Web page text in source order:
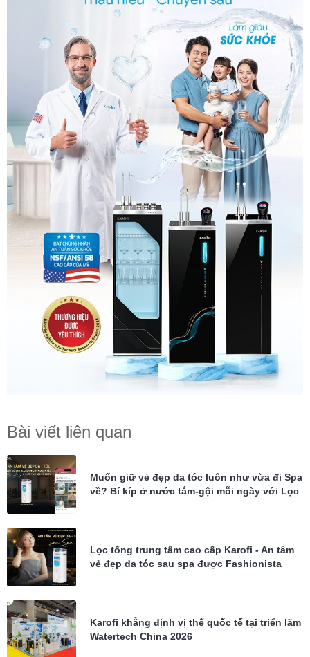
Bài viết liên quan
Muốn giữ vẻ đẹp da tóc luôn như vừa đi Spa
về? Bí kíp ở nước tắm-gội mỗi ngày với Lọc
Lọc tổng trung tâm cao cấp Karofi - An tâm
vẻ đẹp da tóc sau spa được Fashionista
Karofi khẳng định vị thế quốc tế tại triển lãm
Watertech China 2026